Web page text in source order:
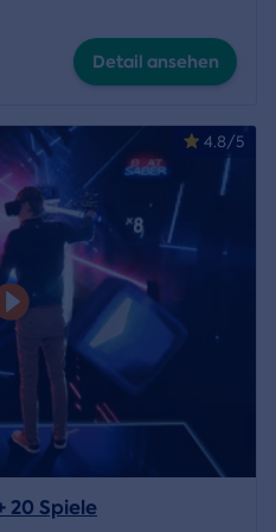
Detail ansehen
4.8/5
20 Spiele